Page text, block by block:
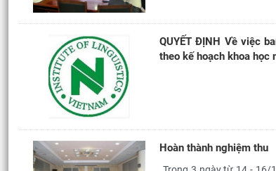
QUYẾT ĐỊNH Về việc
theo kế hoạch khoa
Hoàn thành nghiệm thu